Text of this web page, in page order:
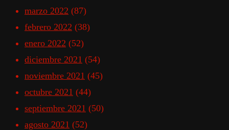
marzo 2022 (87)
febrero 2022 (38)
enero 2022 (52)
diciembre 2021 (54)
noviembre 2021 (45)
octubre 2021 (44)
septiembre 2021 (50)
agosto 2021 (52)